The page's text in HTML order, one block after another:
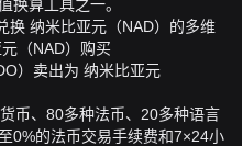
换算工具之一。
换 纳米比亚元（NAD）的多维
（NAD）购买
）卖出为 纳米比亚元
币、80多种法币、20多种语言
0%的法币交易手续费和7×24小